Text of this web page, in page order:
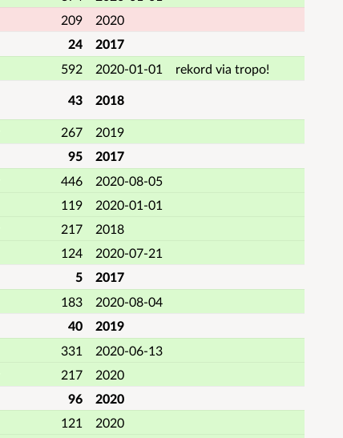
209
2020
24
2017
592 2020-01-01 rekord via tropo!
43 2018
267
2019
95
2017
446
2020-08-05
119
2020-01-01
217
2018
124
2020-07-21
5
2017
183
2020-08-04
40
2019
331
2020-06-13
217
2020
96
2020
121
2020